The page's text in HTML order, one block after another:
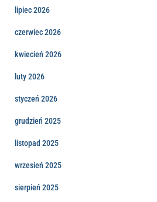
lipiec 2026
czerwiec 2026
kwiecień 2026
luty 2026
styczeń 2026
grudzień 2025
listopad 2025
wrzesień 2025
sierpień 2025